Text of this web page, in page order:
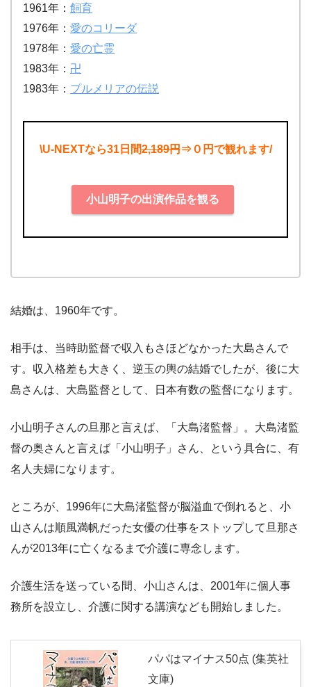
1961年： 飼育
1976年： 愛のコリーダ
1978年： 愛の亡霊
1983年： 卍
1983年： プルメリアの伝説
\U-NEXTなら31日間2,189円⇒０円で観れます/
小山明子の出演作品を観る
結婚は、1960年です。
相手は、当時助監督で収入もさほどなかった大島さんで
す。収入格差も大きく、逆玉の輿の結婚でしたが、後に大
島さんは、大島監督として、日本有数の監督になります。
小山明子さんの旦那と言えば、「大島渚監督」。大島渚監
督の奥さんと言えば「小山明子」さん、という具合に、有
名人夫婦になります。
ところが、1996年に大島渚監督が脳溢血で倒れると、小
山さんは順風満帆だった女優の仕事をストップして旦那さ
んが2013年に亡くなるまで介護に専念します。
介護生活を送っている間、小山さんは、2001年に個人事
務所を設立し、介護に関する講演なども開始しました。
パパはマイナス50点 (集英社
文庫)